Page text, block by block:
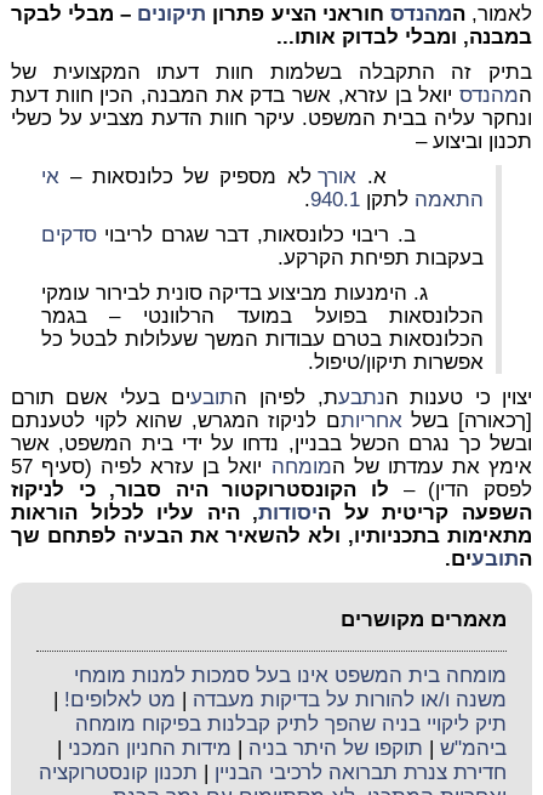
לאמור,המהנדס חוראני הציע פתרון תיקונים – מבלי לבקר
במבנה, ומבלי לבדוק אותו...
בתיק זה התקבלה בשלמות חוות דעתו המקצועית של
המהנדסיואל בן עזרא, אשר בדק את המבנה, הכין חוות דעת
ונחקר עליה בבית המשפט. עיקר חוות הדעת מצביע על כשלי
תכנון וביצוע –
א. אורךלא מספיק של כלונסאות – אי
התאמה לתקן 940.1
.
ב. ריבוי כלונסאות, דבר שגרם לריבויסדקים
בעקבות תפיחת הקרקע.
ג. הימנעות מביצוע בדיקה סונית לבירור עומקי
הכלונסאות בפועל במועד הרלוונטי – בגמר
הכלונסאות בטרם עבודות המשך שעלולות לבטל כל
אפשרות תיקון/טיפול.
יצוין כי טענות הנתבעת, לפיהן התובעים בעלי אשם תורם
[ךכאורה] בשל אחריותם לניקוז המגרש, שהוא לקוי לטענתם
ובשל כך נגרם הכשל בבניין, נדחו על ידי בית המשפט, אשר
אימץ את עמדתו של המומחה
יואל בן עזרא לפיה (סעיף 57
לפסק הדין) – לו הקונסטרוקטור היה סבור, כי לניקוז
השפעה קריטית על היסודות, היה עליו לכלול הוראות
מתאימות בתכניותיו, ולא להשאיר את הבעיה לפתחם שך
התובעים.
מאמרים מקושרים
מומחה בית המשפט אינו בעל סמכות למנות מומחי
משנה ו/או להורות על בדיקות מעבדה
מט לאלופים!
תיק ליקויי בניה שהפך לתיק קבלנות בפיקוח מומחה
ביהמ"ש
תוקפו של היתר בניה מידות החניון המכני
חדירת צנרת תברואה לרכיבי הבניין
תכנון קונסטרוקציה